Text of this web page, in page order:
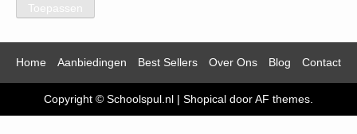
Toepassen
Home Aanbiedingen Best Sellers Over Ons Blog Contact
Copyright © Schoolspul.nl | Shopical door AF themes.